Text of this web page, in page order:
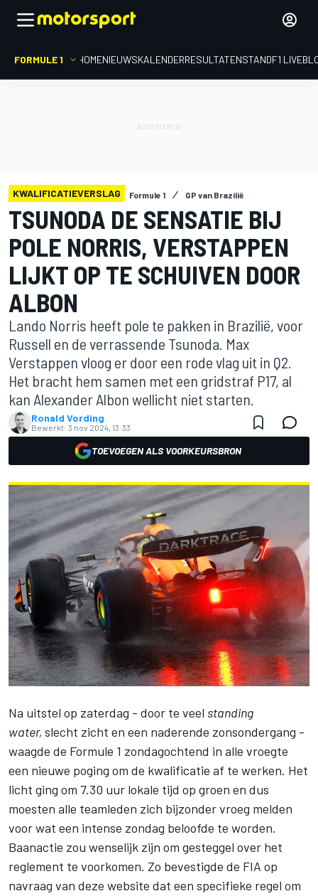
FORMULE 1 HOMENIEUWSKALENDERRESULTATENSTANDF1
KWALIFICATIEVERSLAG Formule 1 GP van Brazilië
TSUNODA DE SENSATIE BIJ
POLE NORRIS, VERSTAPPEN
LIJKT OP TE SCHUIVEN DOOR
ALBON
Lando Norris heeft pole te pakken in Brazilië, voor
Russell en de verrassende Tsunoda. Max
Verstappen vloog er door een rode vlag uit in Q2.
Het bracht hem samen met een gridstraf P17, al
kan Alexander Albon wellicht niet starten.
Ronald Vording
Bewerkt: 3 nov 2024, 13:33
TOEVOEGEN ALS VOORKEURSBRON
Na uitstel op zaterdag - door te veel standing
water, slecht zicht en een naderende zonsondergang -
waagde de Formule 1 zondagochtend in alle vroegte
een nieuwe poging om de kwalificatie af te werken. Het
licht ging om 7.30 uur lokale tijd op groen en dus
moesten alle teamleden zich bijzonder vroeg melden
voor wat een intense zondag beloofde te worden.
Baanactie zou wenselijk zijn om gesteggel over het
reglement te voorkomen. Zo bevestigde de FIA op
navraag van deze website dat een specifieke regel om